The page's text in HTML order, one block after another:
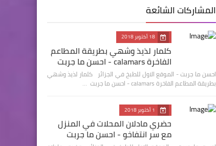
المشاركات الشائعة
18 أكتوبر 2018
كلمار لذيذ وشهي بطريقة المطاعم
الفاخرة calamars - احسن ما جربت
احسن ما جربت - الموقع الاول للطبخ في الجزائر كلمار لذيذ وشهي
بطريقة المطاعم الفاخرة calamars - احسن ما جربت …
1 أكتوبر 2018
حضري مادلان المحلات في المنزل
مع سر انتفاخو - احسن ما جربت